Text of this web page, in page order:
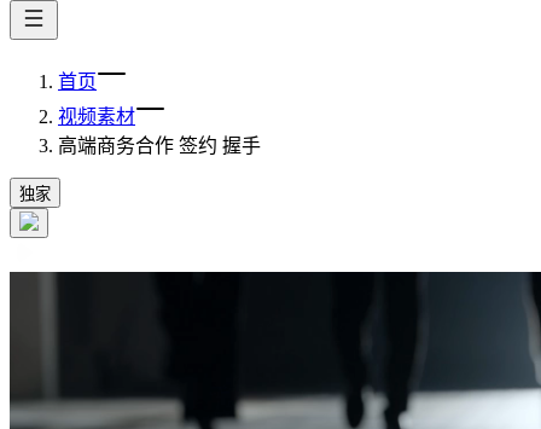
首页
视频素材
高端商务合作 签约 握手
独家